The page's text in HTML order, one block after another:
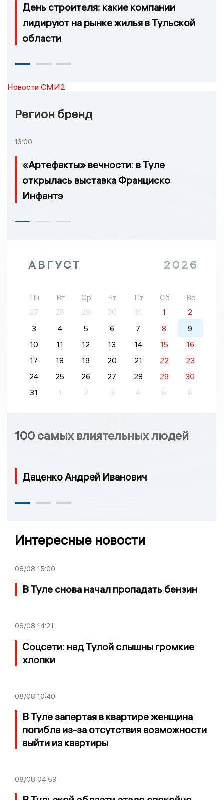
День строителя: какие компании
лидируют на рынке жилья в Тульской
области
Новости СМИ2
Регион бренд
13:00
«Артефакты» вечности: в Туле
открылась выставка Франциско
Инфантэ
АВГУСТ 2026
Пн Вт Ср Чт Пт Сб
Вс
27
28 29 30 31 1
2
3
4 5 6 7 8
9
10
11 12 13 14 15
16
17
18 19 20 21 22
23
24
25 26 27 28 29
30
31
1 2 3 4 5 6
100 самых влиятельных людей
Даценко Андрей Иванович
Интересные новости
08/08 15:00
В Туле снова начал пропадать бензин
08/08 14:21
Соцсети: над Тулой слышны громкие
хлопки
08/08 10:40
В Туле запертая в квартире женщина
погибла из-за отсутствия возможности
выйти из квартиры
08/08 04:59